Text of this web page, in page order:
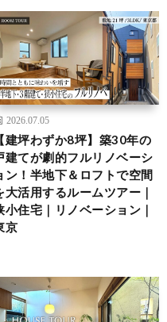
2026.07.05
【建坪わずか8坪】築30年の
建てが劇的フルリノベーシ
ン！半地下＆ロフトで空間
大活用するルームツアー｜
小住宅｜リノベーション｜
京